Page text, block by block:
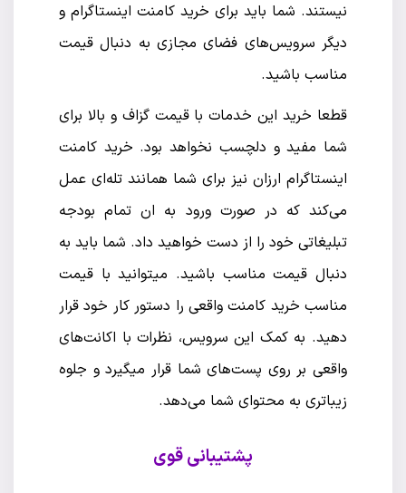
نیستند. شما باید برای خرید کامنت اینستاگرام و
دیگر سرویس‌های فضای مجازی به دنبال قیمت
مناسب باشید.
قطعا خرید این خدمات با قیمت گزاف و بالا برای
شما مفید و دلچسب نخواهد بود. خرید کامنت
اینستاگرام ارزان نیز برای شما همانند تله‌ای عمل
می‌کند که در صورت ورود به ان تمام بودجه
تبلیغاتی خود را از دست خواهید داد. شما باید به
دنبال قیمت مناسب باشید. میتوانید با قیمت
مناسب خرید کامنت واقعی را دستور کار خود قرار
دهید. به کمک این سرویس، نظرات با اکانت‌های
واقعی بر روی پست‌های شما قرار میگیرد و جلوه
زیباتری به محتوای شما می‌دهد.
پشتیبانی قوی